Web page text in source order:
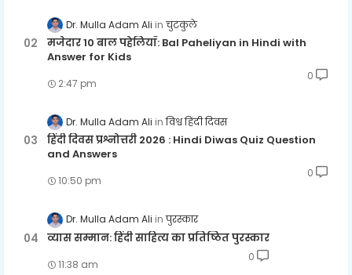
Dr. Mulla Adam Ali चुटकुले
मजेदार 10 बाल पहेलियाँ: Bal Paheliyan in Hindi with
Answer for Kids
2:47 pm
0
Dr. Mulla Adam Ali विश्व हिंदी दिवस
हिंदी दिवस प्रश्नोत्तरी 2026 : Hindi Diwas Quiz Question
and Answers
10:50 pm
0
Dr. Mulla Adam Ali पुरस्कार
व्यास सम्मान: हिंदी साहित्य का प्रतिष्ठित पुरस्कार
11:38 am
0